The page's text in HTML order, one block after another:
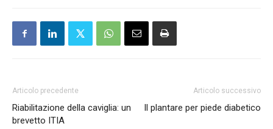
Articolo precedente
Riabilitazione della caviglia: un
brevetto ITIA
Articolo successivo
Il plantare per piede diabetico